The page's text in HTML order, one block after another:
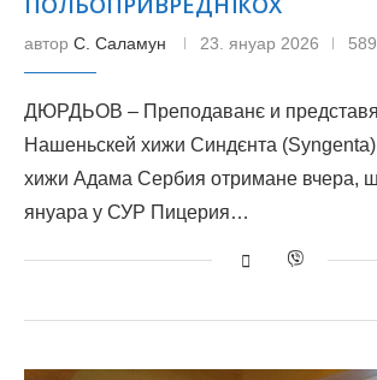
автор С. Саламун 23. януар 2026
ДЮРДЬОВ – Преподаванє и
Нашеньскей хижи Синдєнта
хижи Адама Сербия отримане вчера,
януара у СУР Пицерия…